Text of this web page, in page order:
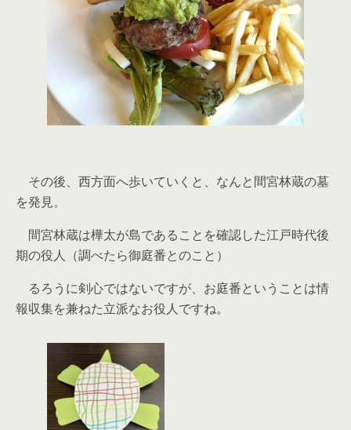
その後、西方面へ歩いていくと、なんと間宮林蔵の墓
を発見。
間宮林蔵は樺太が島であることを確認した江戸時代後
期の役人（調べたら御庭番とのこと）
るろうに剣心ではないですが、お庭番ということは情
報収集を兼ねた立派なお役人ですね。